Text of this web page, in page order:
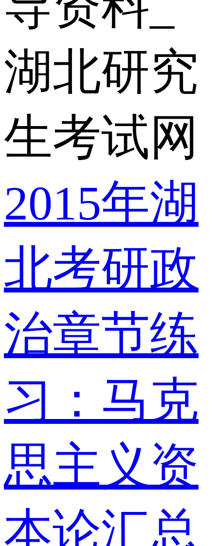
湖北研究
生考试网
2015年湖
北考研政
治章节练
习：马克
思主义资
本论汇总